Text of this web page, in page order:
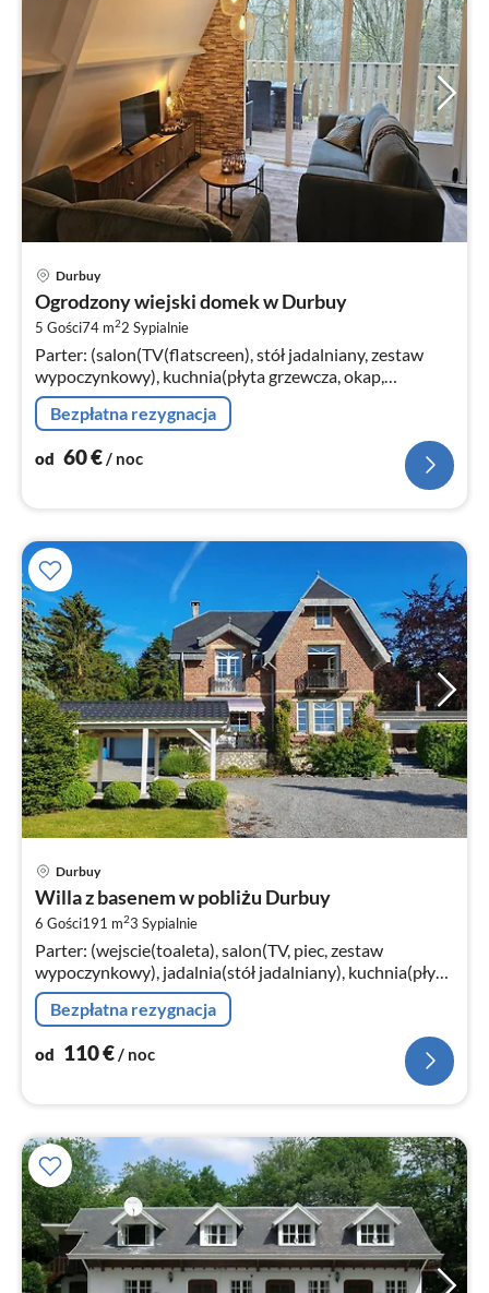
Durbuy
Ogrodzony wiejski domek w Durbuy
5 Gości74 m22 Sypialnie
Parter: (salon(TV(flatscreen), stół jadalniany, zestaw
wypoczynkowy), kuchnia(płyta grzewcza, okap,
zaparzacz do kawy, kuchenka mikrofalowa
kombinowana, zmywarka do naczyń, , )
Bezpłatna rezygnacja
od 60€/ noc
Durbuy
Willa z basenem w pobliżu Durbuy
6 Gości191 m23 Sypialnie
Parter: (wejscie(toaleta), salon(TV, piec, zestaw
wypoczynkowy), jadalnia(stół jadalniany), kuchnia(płyta
grzewcza(indukcyjna), czajnik, okap, zaparzacz do
kawy(filter)
Bezpłatna rezygnacja
od 110€/ noc